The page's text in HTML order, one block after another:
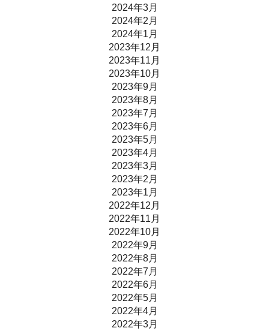
2024年3月
2024年2月
2024年1月
2023年12月
2023年11月
2023年10月
2023年9月
2023年8月
2023年7月
2023年6月
2023年5月
2023年4月
2023年3月
2023年2月
2023年1月
2022年12月
2022年11月
2022年10月
2022年9月
2022年8月
2022年7月
2022年6月
2022年5月
2022年4月
2022年3月